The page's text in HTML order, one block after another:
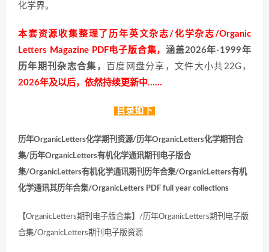
化学界。
本套资源收集整理了历年英文杂志/化学杂志/Organic
Letters Magazine PDF电子版合集，涵盖2026年-1999年
历年期刊杂志合集，
百度网盘分享，文件大小共22G，
2026年及以后，依然持续更新中……
目录如下
历年OrganicLetters化学期刊资源/历年OrganicLetters化学期刊合
集/历年OrganicLetters有机化学通讯期刊电子版合
集/OrganicLetters有机化学通讯期刊历年合集/OrganicLetters有机
化学通讯其历年合集/OrganicLetters PDF full year collections
【OrganicLetters期刊电子版合集】/历年OrganicLetters期刊电子版
合集/OrganicLetters期刊电子版资源